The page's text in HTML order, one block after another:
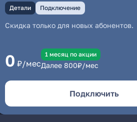
Детали Подключение
Скидка только для новых абонентов.
0 ₽/мес
1 месяц по акции
Далее 800₽/мес
Подключить